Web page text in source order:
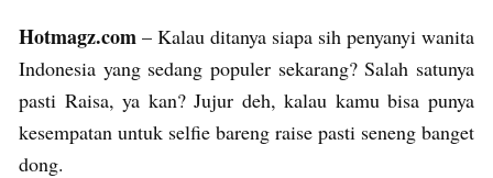
Hotmagz.com – Kalau ditanya siapa sih penyanyi wanita
Indonesia yang sedang populer sekarang? Salah satunya
pasti Raisa, ya kan? Jujur deh, kalau kamu bisa punya
kesempatan untuk selfie bareng raise pasti seneng banget
dong.